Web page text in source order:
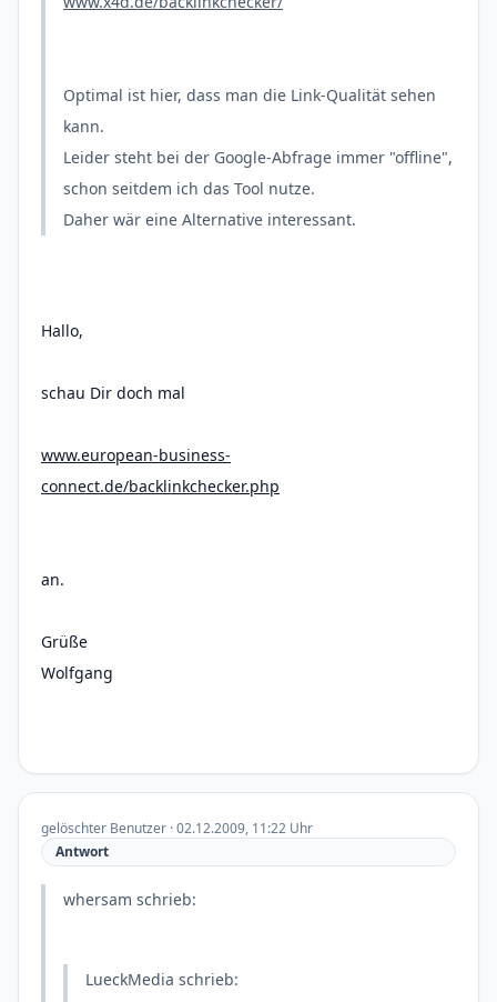
Optimal ist hier, dass man die Link-Qualität sehen
kann.
Leider steht bei der Google-Abfrage immer "offline",
schon seitdem ich das Tool nutze.
Daher wär eine Alternative interessant.
Hallo,
schau Dir doch mal
www.european-business-
connect.de/backlinkchecker.php
an.
Grüße
Wolfgang
gelöschter Benutzer · 02.12.2009, 11:22 Uhr
Antwort
whersam schrieb:
LueckMedia schrieb: